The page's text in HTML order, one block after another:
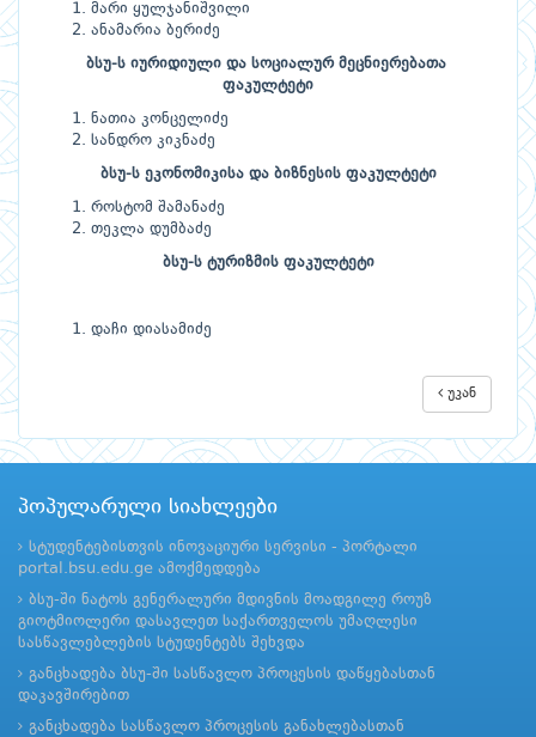
მარი ყულჯანიშვილი
ანამარია ბერიძე
ბსუ-ს იურიდიული და სოციალურ მეცნიერებათა
ფაკულტეტი
ნათია კონცელიძე
სანდრო კიკნაძე
ბსუ-ს ეკონომიკისა და ბიზნესის ფაკულტეტი
როსტომ შამანაძე
თეკლა დუმბაძე
ბსუ-ს ტურიზმის ფაკულტეტი
დაჩი დიასამიძე
უკან
პოპულარული სიახლეები
სტუდენტებისთვის ინოვაციური სერვისი - პორტალი
portal.bsu.edu.ge ამოქმედდება
ბსუ-ში ნატოს გენერალური მდივნის მოადგილე როუზ
გიოტმიოლერი დასავლეთ საქართველოს უმაღლესი
სასწავლებლების სტუდენტებს შეხვდა
განცხადება ბსუ-ში სასწავლო პროცესის დაწყებასთან
დაკავშირებით
განცხადება სასწავლო პროცესის განახლებასთან